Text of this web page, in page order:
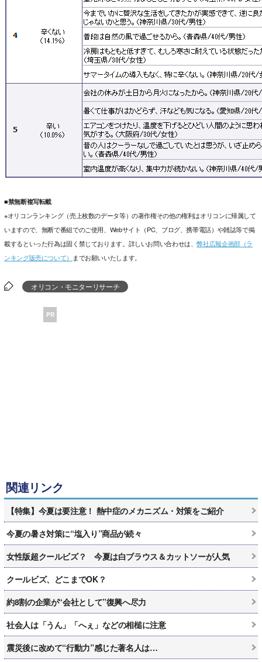
■禁無断複写転載
※オリコンランキング（売上枚数のデータ等）の著作権その他の権利はオリコンに帰属して
いますので、無断で番組でのご使用、Webサイト（PC、ブログ、携帯電話）や雑誌等で掲
載するといった行為は固く禁じております。詳しいお問い合わせは、弊社広報企画部（ラ
ンキング販売について） までお願いいたします。
オリコン・モニターリサーチ
PR
関連リンク
【特集】今夏は要注意！ 熱中症のメカニズム・対策をご紹介
今夏の暑さ対策に“塩入り”商品が続々
女性版超クールビズ？ 今夏は白ブラウス＆カットソーが人気
クールビズ、どこまでOK？
約8割の企業が“会社として”復興へ尽力
社会人は「うん」「へぇ」などの相槌に注意
震災後に改めて“行動力”感じた著名人は…